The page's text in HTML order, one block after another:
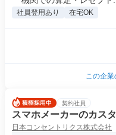
社員登用あり 在宅OK
この企
契約社員
スマホメーカーのカス
日本コンセントリクス株式会社